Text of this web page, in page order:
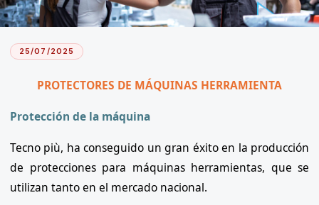
25/07/2025
PROTECTORES DE MÁQUINAS HERRAMIENTA
Protección de la máquina
Tecno più, ha conseguido un gran éxito en la producción
de protecciones para máquinas herramientas, que se
utilizan tanto en el mercado nacional.